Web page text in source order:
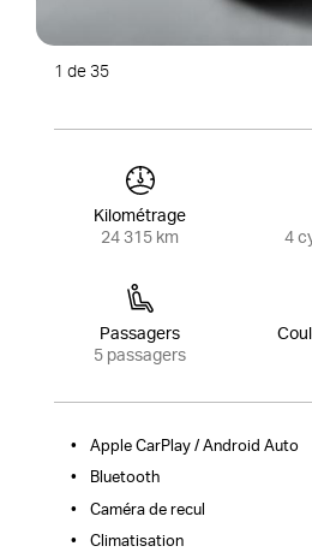
1 de 35
Kilométrage
24 315 km
4
Passagers
5 passagers
Apple CarPlay / Android Auto
Bluetooth
Caméra de recul
Climatisation